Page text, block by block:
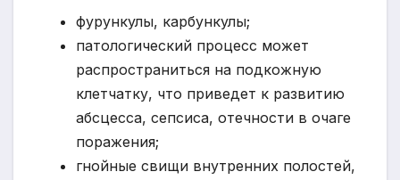
фурункулы, карбункулы;
патологический процесс может
распространиться на подкожную
клетчатку, что приведет к развитию
абсцесса, сепсиса, отечности в очаге
поражения;
гнойные свищи внутренних полостей,